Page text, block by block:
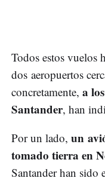
Todos estos vuelos
dos aeropuertos
concretamente, a
Santander, han
Por un lado, un
tomado tierra en
Santander han sido